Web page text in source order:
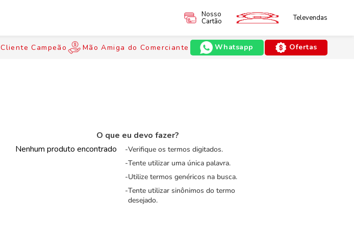
Nosso
Cartão Televendas
Cliente Campeão Mão Amiga do Comerciante Whatsapp Ofertas
Nenhum produto encontrado
O que eu devo fazer?
Verifique os termos digitados.
Tente utilizar uma única palavra.
Utilize termos genéricos na busca.
Tente utilizar sinônimos do termo
desejado.